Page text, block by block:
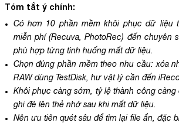
Tóm tắt ý chính:
Có hơn 10 phần mềm khôi phục dữ liệu
miễn phí (Recuva, PhotoRec) đến chuyên
phù hợp từng tình huống mất dữ liệu.
Chọn đúng phần mềm theo nhu cầu: xóa
RAW dùng TestDisk, hư vật lý cần đến
Khôi phục càng sớm, tỷ lệ thành công càng
ghi đè lên thẻ nhớ sau khi mất dữ liệu.
Nên ưu tiên quét sâu để tìm lại file ẩn, đặc